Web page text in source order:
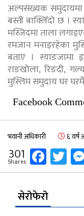
अल्पसंख्यक समुदायमा
बस्ती बाक्लिँदो छ ।
मस्जिदमा ताला
रमजान मनाइरहेका
बताए । स्याङजामा
राङखोला, रिङदी,
मुस्लिम समुदाय घर
Facebook
भवानी अधिकारी ६ वर्ष
301
Shares
सेरोफेरो